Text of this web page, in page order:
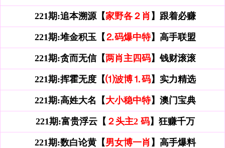
221期:追本溯源【家野各２肖 】跟着必赚
221期:堆金积玉【 ⒉码爆中特】高手联盟
221期:贪而无信【两肖主四码】钱财滚滚
221期:挥霍无度【⑴波博⒈码】实力精选
221期:高姓大名【大小稳中特】澳门宝典
221期:富贵浮云【 ２头主2 码】狂赚千万
221期:数白论黄【男女博一肖 】高手爆料